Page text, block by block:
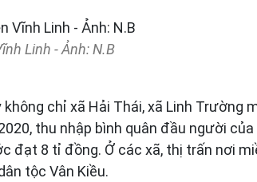
Linh - Ảnh: N.B
chỉ xã Hải Thái, xã Linh Trường
thu nhập bình quân đầu người
đạt 8 tỉ đồng. Ở các xã, thị trấn nơi
tộc Vân Kiều.